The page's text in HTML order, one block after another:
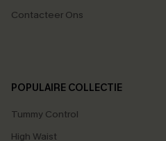
Contacteer Ons
POPULAIRE COLLECTIE
Tummy Control
High Waist